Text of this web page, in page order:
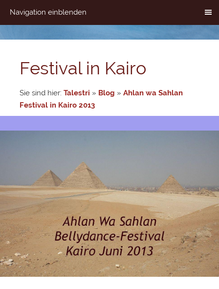
Navigation einblenden
Festival in Kairo
Sie sind hier: Talestri » Blog » Ahlan wa Sahlan
Festival in Kairo 2013